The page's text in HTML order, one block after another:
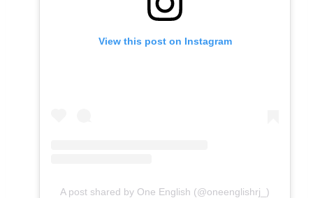
View this post on Instagram
A post shared by One English (@oneenglishrj_)